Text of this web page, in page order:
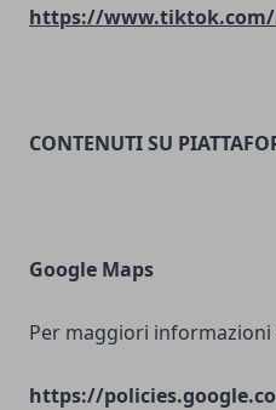
https://www.tiktok.com/
CONTENUTI SU
Google Maps
Per maggiori
https://